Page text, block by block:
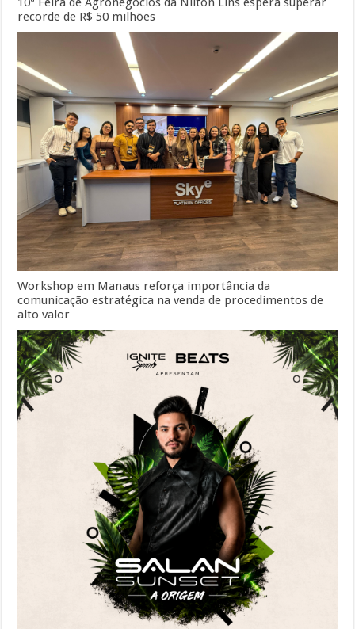
recorde de R$ 50 milhões
Workshop em Manaus reforça importância da
comunicação estratégica na venda de procedimentos de
alto valor